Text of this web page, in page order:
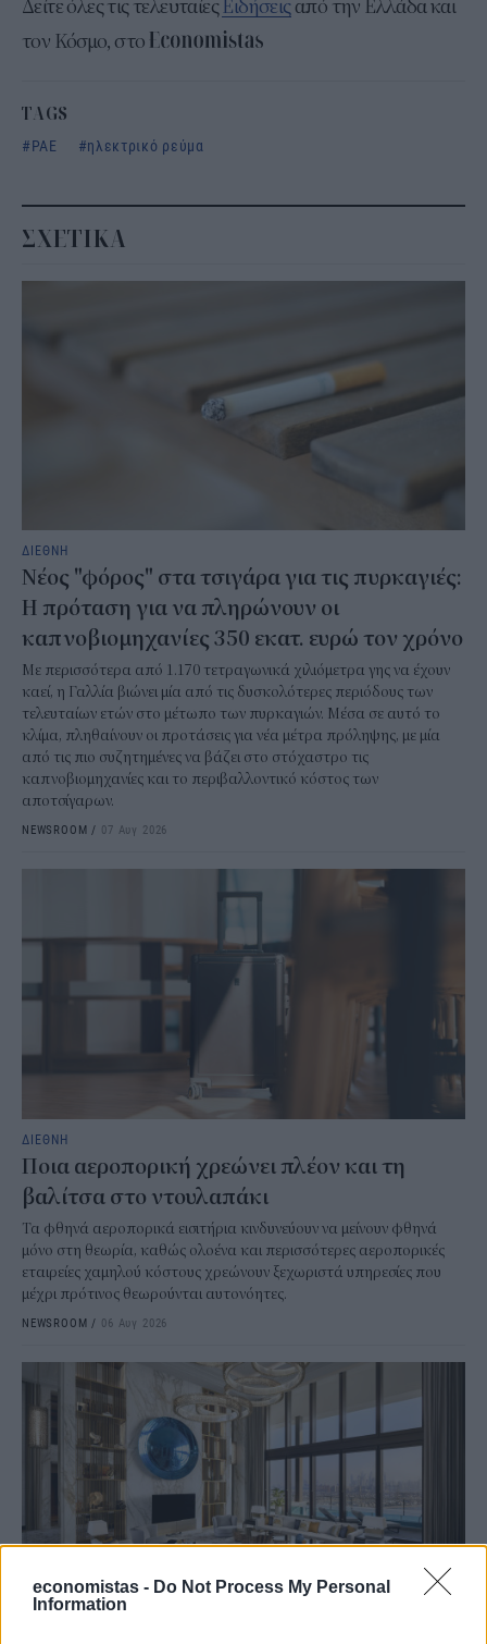
economistas - Do Not Process My Personal
Information
Δείτε όλες τις τελευταίες Ειδήσειςαπό την Ελλάδα και
τον Κόσμο, στο
TAGS
ΡΑΕ
ηλεκτρικό ρεύμα
ΣΧΕΤΙΚΑ
ΔΙΕΘΝΗ
Νέος "φόρος" στα τσιγάρα για τις πυρκαγιές:
Η πρόταση για να πληρώνουν οι
καπνοβιομηχανίες 350 εκατ. ευρώ τον χρόνο
Με περισσότερα από 1.170 τετραγωνικά χιλιόμετρα γης να έχουν
καεί, η Γαλλία βιώνει μία από τις δυσκολότερες περιόδους των
τελευταίων ετών στο μέτωπο των πυρκαγιών. Μέσα σε αυτό το
κλίμα, πληθαίνουν οι προτάσεις για νέα μέτρα πρόληψης, με μία
από τις πιο συζητημένες να βάζει στο στόχαστρο τις
καπνοβιομηχανίες και το περιβαλλοντικό κόστος των
αποτσίγαρων.
NEWSROOM / 07 Αυγ 2026
ΔΙΕΘΝΗ
Ποια αεροπορική χρεώνει πλέον και τη
βαλίτσα στο ντουλαπάκι
Τα φθηνά αεροπορικά εισιτήρια κινδυνεύουν να μείνουν φθηνά
μόνο στη θεωρία, καθώς ολοένα και περισσότερες αεροπορικές
εταιρείες χαμηλού κόστους χρεώνουν ξεχωριστά υπηρεσίες που
μέχρι πρότινος θεωρούνται αυτονόητες.
NEWSROOM / 06 Αυγ 2026